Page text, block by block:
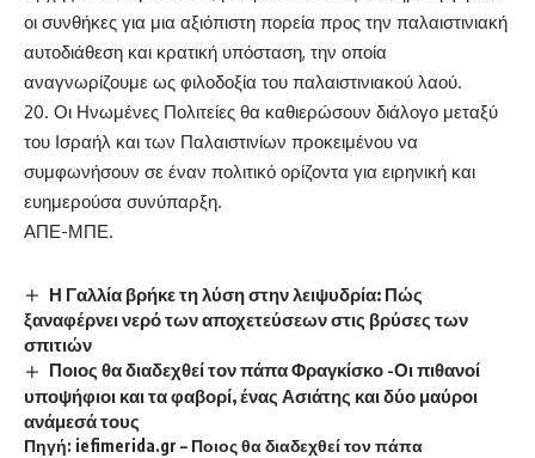
οι συνθήκες για μια αξιόπιστη πορεία προς την παλαιστινιακή
αυτοδιάθεση και κρατική υπόσταση, την οποία
αναγνωρίζουμε ως φιλοδοξία του παλαιστινιακού λαού.
20. Οι Ηνωμένες Πολιτείες θα καθιερώσουν διάλογο μεταξύ
του Ισραήλ και των Παλαιστινίων προκειμένου να
συμφωνήσουν σε έναν πολιτικό ορίζοντα για ειρηνική και
ευημερούσα συνύπαρξη.
ΑΠΕ-ΜΠΕ.
Η Γαλλία βρήκε τη λύση στην λειψυδρία: Πώς
ξαναφέρνει νερό των αποχετεύσεων στις βρύσες των
σπιτιών
Ποιος θα διαδεχθεί τον πάπα Φραγκίσκο -Οι πιθανοί
υποψήφιοι και τα φαβορί, ένας Ασιάτης και δύο μαύροι
ανάμεσά τους
Πηγή: iefimerida.gr – Ποιος θα διαδεχθεί τον πάπα